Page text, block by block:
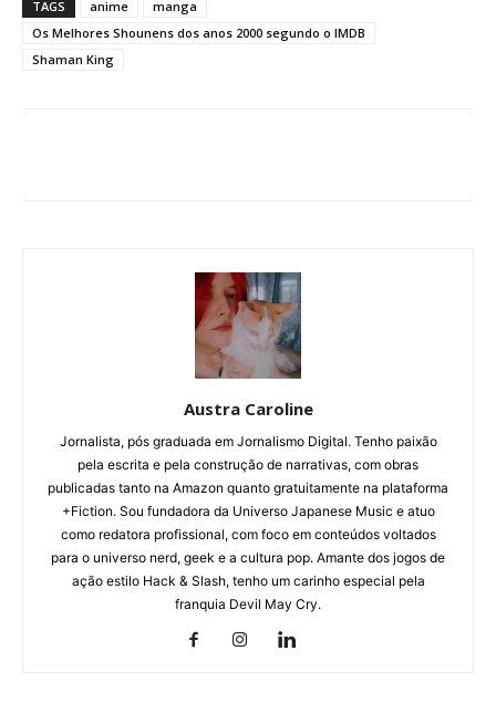
TAGS anime
manga
Os Melhores Shounens dos anos 2000 segundo o IMDB
Shaman King
Austra Caroline
Jornalista, pós graduada em Jornalismo Digital. Tenho paixão
pela escrita e pela construção de narrativas, com obras
publicadas tanto na Amazon quanto gratuitamente na plataforma
+Fiction. Sou fundadora da Universo Japanese Music e atuo
como redatora profissional, com foco em conteúdos voltados
para o universo nerd, geek e a cultura pop. Amante dos jogos de
ação estilo Hack & Slash, tenho um carinho especial pela
franquia Devil May Cry.